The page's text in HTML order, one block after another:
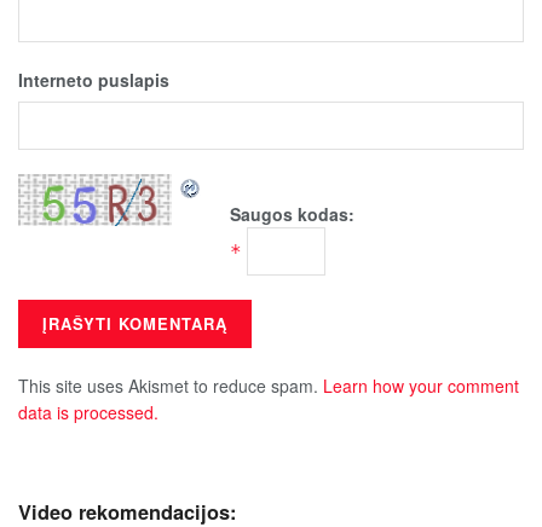
Interneto puslapis
Saugos kodas:
*
This site uses Akismet to reduce spam. Learn how your comment
data is processed.
Video rekomendacijos: